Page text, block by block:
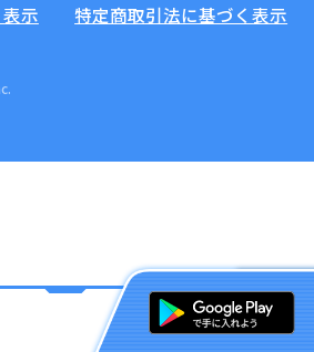
示
特定商取引法に基づく表示